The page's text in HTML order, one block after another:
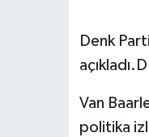
Denk
Van
politika